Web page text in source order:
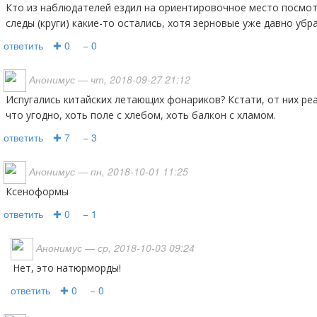
Кто из наблюдателей ездил на ориентировочное место посмотреть, может там на поле
следы (круги) какие-то остались, хотя зерновые уже давно
ответить ✚ 0 − 0
Анонимус — чт, 2018-09-27 21:12
Испугались китайских летающих фонариков? Кстати, от них реально может загореться всё
что угодно, хоть поле с хлебом, хоть балкон с хламом.
ответить ✚ 7 − 3
Анонимус — пн, 2018-10-01 11:25
ксеноформы
ответить ✚ 0 − 1
Анонимус — ср, 2018-10-03 09:24
Нет, это натюрморды!
ответить ✚ 0 − 0